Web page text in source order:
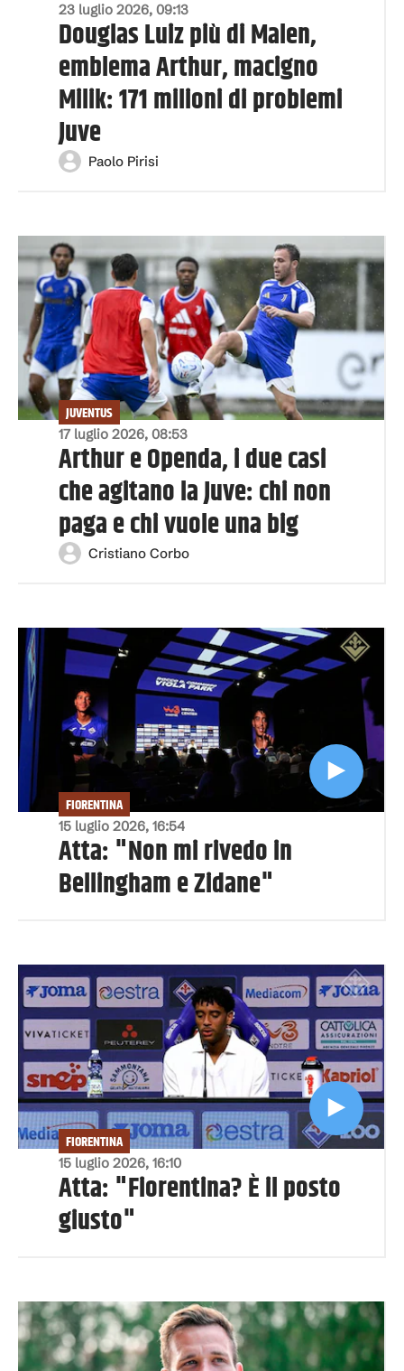
23 luglio 2026, 09:13
Douglas Luiz più di Malen,
emblema Arthur, macigno
Milik: 171 milioni di problemi
Juve
Paolo Pirisi
17 luglio 2026, 08:53
JUVENTUS
Arthur e Openda, i due casi
che agitano la Juve: chi non
paga e chi vuole una big
Cristiano Corbo
15 luglio 2026, 16:54
FIORENTINA
Atta: "Non mi rivedo in
Bellingham e Zidane"
15 luglio 2026, 16:10
FIORENTINA
Atta: "Fiorentina? È il posto
giusto"